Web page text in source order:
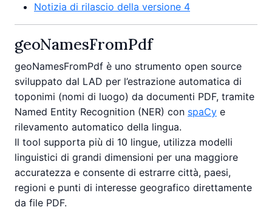
Notizia di rilascio della versione 4
geoNamesFromPdf
geoNamesFromPdf è uno strumento open source
sviluppato dal LAD per l’estrazione automatica di
toponimi (nomi di luogo) da documenti PDF, tramite
Named Entity Recognition (NER) con spaCy e
rilevamento automatico della lingua.
Il tool supporta più di 10 lingue, utilizza modelli
linguistici di grandi dimensioni per una maggiore
accuratezza e consente di estrarre città, paesi,
regioni e punti di interesse geografico direttamente
da file PDF.